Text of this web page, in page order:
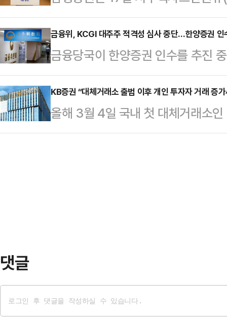
적합한지'를…
제안한다.KB자산운용의 ‘KB 온국
현황 등에 대한 추가 정보도 제공한
KB자산운용 홈페이지에서 누구나
발간을 기념…
지수증권) 3종을 상장했다고 밝혔
그 WTI원유 선물 ETN B' ▲'삼성
B' ▲'삼성 블룸버그 인버스 2X
래소(NYMEX)의 WTI원유 선물 가
률을 +1배, +2배, -2배 추종한다.
능한 ‘삼성 블룸버그 WTI원유 선
금융위, KCGI 대주주 적격성 심사 중단…한양증권 인
금융당국이 한양증권 인수를 추진
중단하기로 했다.16일 금융투자업
정례회의를 열고 KCGI에 대한 대
는 KCGI에 대한 국세청 세무조사
다고 판단해 금융감독원과 논의를
KB증권 “대체거래소 출범 이후 개인 투자자 거래 증
올해 3월 4일 국내 첫 대체거래소
KB증권이 개인 투자자들의 거래가
댓글